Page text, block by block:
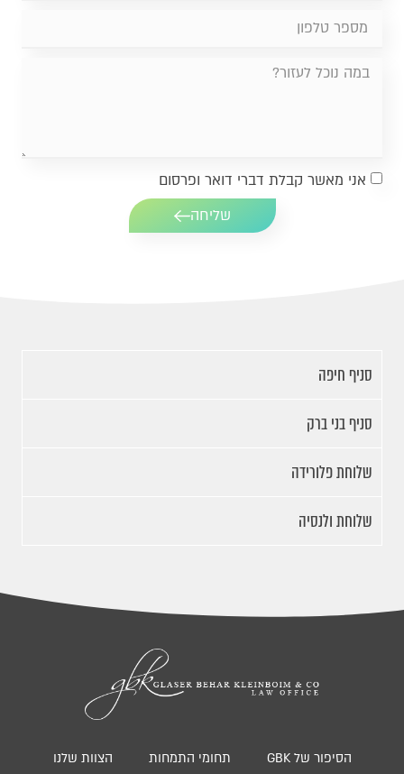
אני מאשר קבלת דברי דואר ופרסום
שליחה
סניף חיפה
סניף בני ברק
שלוחת פלורידה
שלוחת ולנסיה
הסיפור של GBK תחומי התמחות הצוות שלנו